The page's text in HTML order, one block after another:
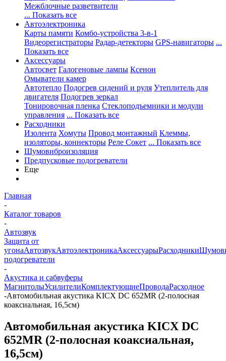
Межблочные разветвители
... Показать все
Автоэлектроника
Карты памяти Комбо-устройства 3-в-1
Видеорегистраторы Радар-детекторы GPS-навигаторы ...
Показать все
Аксессуары
Автосвет Галогеновые лампы Ксенон
Омыватели камер
Автотепло Подогрев сидений и руля Утеплитель для
двигателя Подогрев зеркал
Тонировочная пленка Стеклоподъемники и модули
управления ... Показать все
Расходники
Изолента Хомуты Провод монтажный Клеммы,
изоляторы, коннекторы Реле Сокет ... Показать все
Шумовиброизоляция
Предпусковые подогреватели
Еще
Главная
-
Каталог товаров
-
Автозвук
Защита от
угонаАвтозвукАвтоэлектроникаАксессуарыРасходники
подогреватели
-
Акустика и сабвуферы
МагнитолыУсилителиКомплектующиеПроводаРасходное
-Автомобильная акустика KICX DC 652MR (2-полосная
коаксиальная, 16,5см)
Автомобильная акустика KICX DC
652MR (2-полосная коаксиальная,
16,5см)